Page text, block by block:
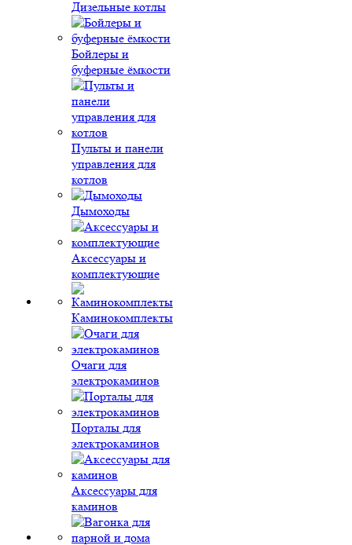
Дизельные котлы
Бойлеры и
буферные ёмкости
Пульты и панели
управления для
котлов
Дымоходы
Аксессуары и
комплектующие
Каминокомплекты
Очаги для
электрокаминов
Порталы для
электрокаминов
Аксессуары для
каминов